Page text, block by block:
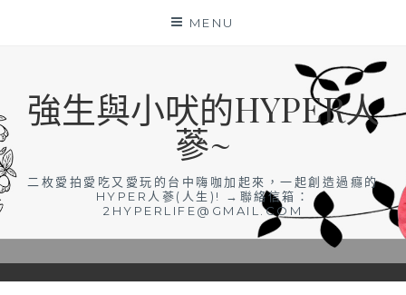
MENU
強生與小吠的HYPER人
蔘~
二枚愛拍愛吃又愛玩的台中嗨咖加起來，一起創造過癮的
HYPER人蔘(人生)! →聯絡信箱：
2HYPERLIFE@GMAIL.COM